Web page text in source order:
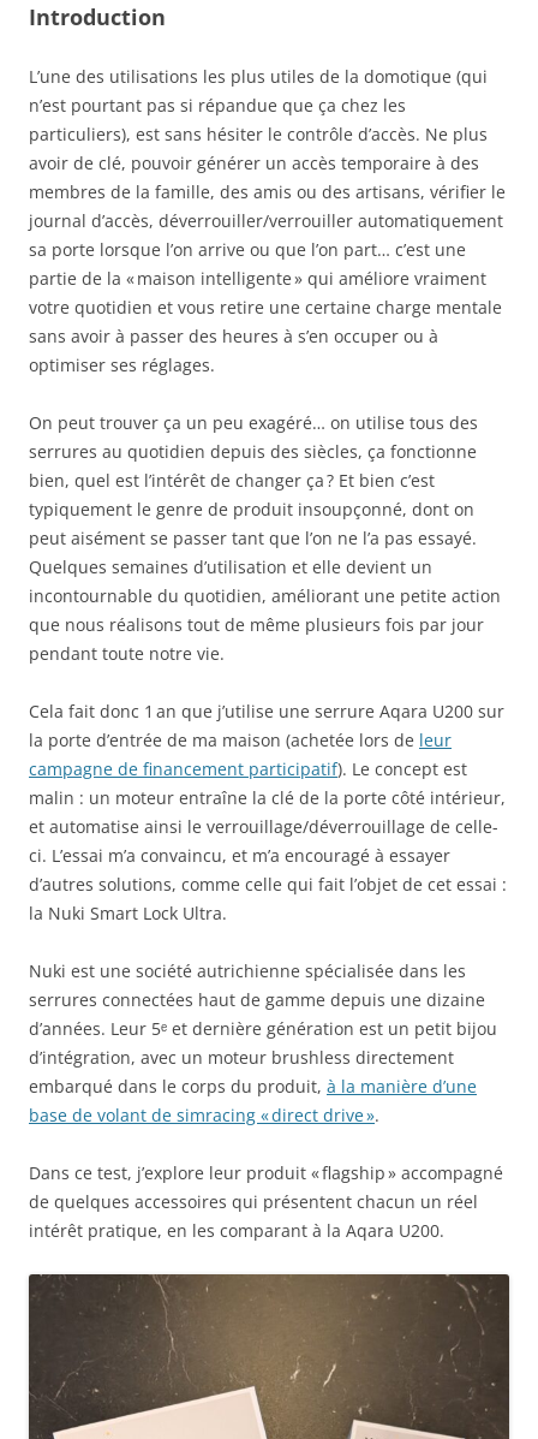
Introduction
L’une des utilisations les plus utiles de la domotique (qui
n’est pourtant pas si répandue que ça chez les
particuliers), est sans hésiter le contrôle d’accès. Ne plus
avoir de clé, pouvoir générer un accès temporaire à des
membres de la famille, des amis ou des artisans, vérifier le
journal d’accès, déverrouiller/verrouiller automatiquement
sa porte lorsque l’on arrive ou que l’on part… c’est une
partie de la « maison intelligente » qui améliore vraiment
votre quotidien et vous retire une certaine charge mentale
sans avoir à passer des heures à s’en occuper ou à
optimiser ses réglages.
On peut trouver ça un peu exagéré… on utilise tous des
serrures au quotidien depuis des siècles, ça fonctionne
bien, quel est l’intérêt de changer ça ? Et bien c’est
typiquement le genre de produit insoupçonné, dont on
peut aisément se passer tant que l’on ne l’a pas essayé.
Quelques semaines d’utilisation et elle devient un
incontournable du quotidien, améliorant une petite action
que nous réalisons tout de même plusieurs fois par jour
pendant toute notre vie.
Cela fait donc 1 an que j’utilise une serrure Aqara U200 sur
la porte d’entrée de ma maison (achetée lors de leur
campagne de financement participatif). Le concept est
malin : un moteur entraîne la clé de la porte côté intérieur,
et automatise ainsi le verrouillage/déverrouillage de celle-
ci. L’essai m’a convaincu, et m’a encouragé à essayer
d’autres solutions, comme celle qui fait l’objet de cet essai :
la Nuki Smart Lock Ultra.
Nuki est une société autrichienne spécialisée dans les
serrures connectées haut de gamme depuis une dizaine
d’années. Leur 5ᵉ et dernière génération est un petit bijou
d’intégration, avec un moteur brushless directement
embarqué dans le corps du produit, à la manière d’une
base de volant de simracing « direct drive ».
Dans ce test, j’explore leur produit « flagship » accompagné
de quelques accessoires qui présentent chacun un réel
intérêt pratique, en les comparant à la Aqara U200.